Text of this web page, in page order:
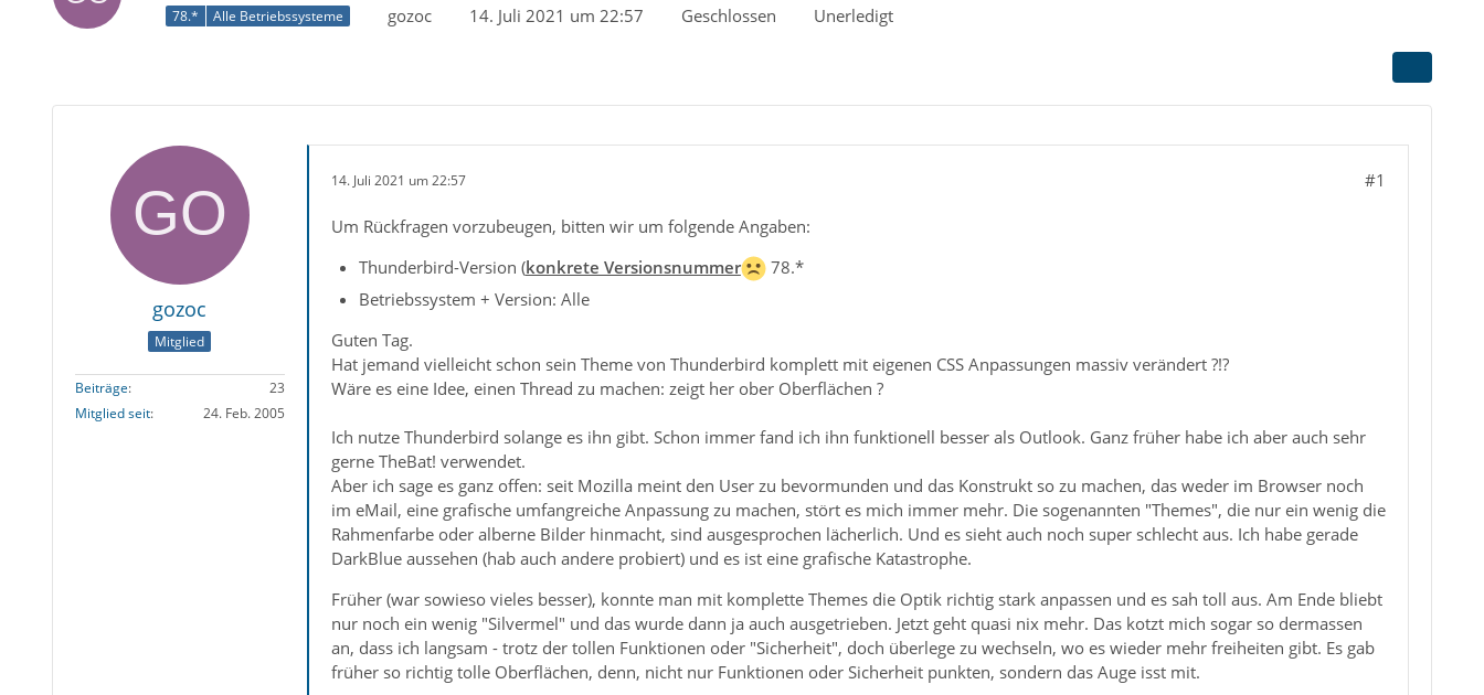
78.* Alle Betriebssysteme gozoc 14. Juli 2021 um 22:57 Geschlossen Unerledigt
gozoc
Mitglied
Beiträge
23
Mitglied seit
24. Feb. 2005
14. Juli 2021 um 22:57 #1
Um Rückfragen vorzubeugen, bitten wir um folgende Angaben:
Thunderbird-Version (konkrete Versionsnummer
78.*
Betriebssystem + Version: Alle
Guten Tag.
Hat jemand vielleicht schon sein Theme von Thunderbird komplett mit eigenen CSS Anpassungen massiv verändert ?!?
Wäre es eine Idee, einen Thread zu machen: zeigt her ober Oberflächen ?
Ich nutze Thunderbird solange es ihn gibt. Schon immer fand ich ihn funktionell besser als Outlook. Ganz früher habe ich aber auch sehr
gerne TheBat! verwendet.
Aber ich sage es ganz offen: seit Mozilla meint den User zu bevormunden und das Konstrukt so zu machen, das weder im Browser noch
im eMail, eine grafische umfangreiche Anpassung zu machen, stört es mich immer mehr. Die sogenannten "Themes", die nur ein wenig die
Rahmenfarbe oder alberne Bilder hinmacht, sind ausgesprochen lächerlich. Und es sieht auch noch super schlecht aus. Ich habe gerade
DarkBlue aussehen (hab auch andere probiert) und es ist eine grafische Katastrophe.
Früher (war sowieso vieles besser), konnte man mit komplette Themes die Optik richtig stark anpassen und es sah toll aus. Am Ende bliebt
nur noch ein wenig "Silvermel" und das wurde dann ja auch ausgetrieben. Jetzt geht quasi nix mehr. Das kotzt mich sogar so dermassen
an, dass ich langsam - trotz der tollen Funktionen oder "Sicherheit", doch überlege zu wechseln, wo es wieder mehr freiheiten gibt. Es gab
früher so richtig tolle Oberflächen, denn, nicht nur Funktionen oder Sicherheit punkten, sondern das Auge isst mit.